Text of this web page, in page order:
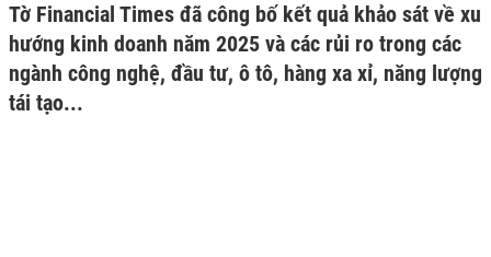
Tờ Financial Times đã công bố kết quả khảo sát về xu
hướng kinh doanh năm 2025 và các rủi ro trong các
ngành công nghệ, đầu tư, ô tô, hàng xa xỉ, năng lượng
tái tạo...